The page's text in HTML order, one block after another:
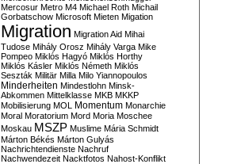
Mercosur Metro M4 Michael Roth Michail
Gorbatschow Microsoft Mieten Migation
Migration Migration Aid Mihai
Tudose Mihály Orosz Mihály Varga Mike
Pompeo Miklós Hagyó Miklós Horthy
Miklós Kásler Miklós Németh Miklós
Seszták Militär Milla Milo Yiannopoulos
Minderheiten Mindestlohn Minsk-
Abkommen Mittelklasse MKB MKKP
Mobilisierung MOL Momentum Monarchie
Moral Moratorium Mord Moria Moschee
Moskau MSZP Muslime Mária Schmidt
Márton Békés Márton Gulyás
Nachrichtendienste Nachruf
Nachwendezeit Nacktfotos Nahost-Konflikt